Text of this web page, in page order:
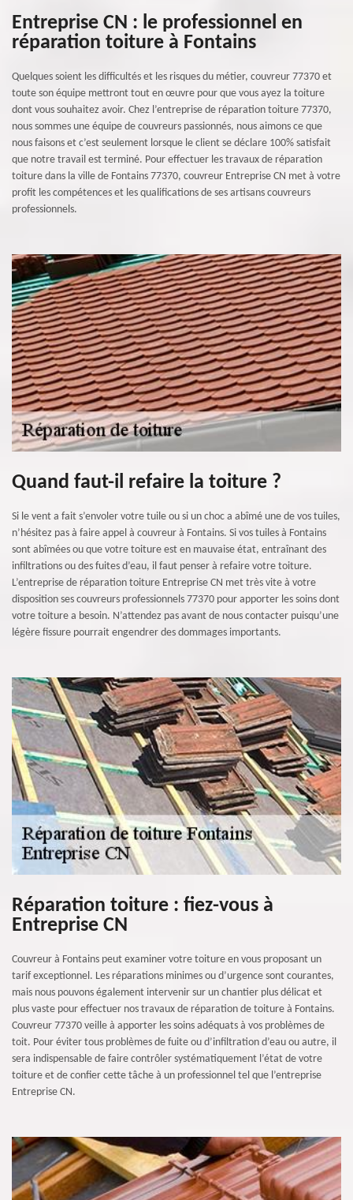
Entreprise CN : le professionnel en
réparation toiture à Fontains
Quelques soient les difficultés et les risques du métier, couvreur 77370 et
toute son équipe mettront tout en œuvre pour que vous ayez la toiture
dont vous souhaitez avoir. Chez l’entreprise de réparation toiture 77370,
nous sommes une équipe de couvreurs passionnés, nous aimons ce que
nous faisons et c’est seulement lorsque le client se déclare 100% satisfait
que notre travail est terminé. Pour effectuer les travaux de réparation
toiture dans la ville de Fontains 77370, couvreur Entreprise CN met à votre
profit les compétences et les qualifications de ses artisans couvreurs
professionnels.
Quand faut-il refaire la toiture ?
Si le vent a fait s’envoler votre tuile ou si un choc a abîmé une de vos tuiles,
n’hésitez pas à faire appel à couvreur à Fontains. Si vos tuiles à Fontains
sont abîmées ou que votre toiture est en mauvaise état, entraînant des
infiltrations ou des fuites d’eau, il faut penser à refaire votre toiture.
L’entreprise de réparation toiture Entreprise CN met très vite à votre
disposition ses couvreurs professionnels 77370 pour apporter les soins dont
votre toiture a besoin. N’attendez pas avant de nous contacter puisqu’une
légère fissure pourrait engendrer des dommages importants.
Réparation toiture : fiez-vous à
Entreprise CN
Couvreur à Fontains peut examiner votre toiture en vous proposant un
tarif exceptionnel. Les réparations minimes ou d’urgence sont courantes,
mais nous pouvons également intervenir sur un chantier plus délicat et
plus vaste pour effectuer nos travaux de réparation de toiture à Fontains.
Couvreur 77370 veille à apporter les soins adéquats à vos problèmes de
toit. Pour éviter tous problèmes de fuite ou d’infiltration d’eau ou autre, il
sera indispensable de faire contrôler systématiquement l’état de votre
toiture et de confier cette tâche à un professionnel tel que l’entreprise
Entreprise CN.